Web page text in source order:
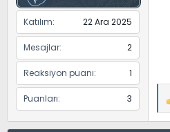
Katılım 22 Ara 2025
Mesajlar 2
Reaksiyon puanı 1
Puanları 3
İ